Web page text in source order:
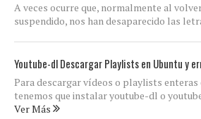
A veces ocurre que, normalmente al
suspendido, nos han desaparecido las
Youtube-dl Descargar Playlists en Ubuntu y
Para descargar vídeos o playlists enteras
tenemos que instalar youtube-dl o
Ver Más